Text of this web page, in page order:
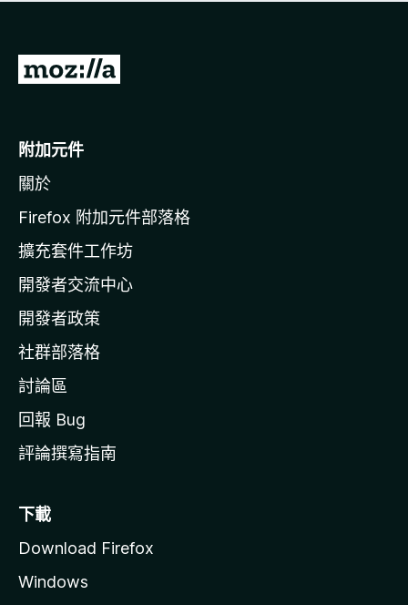
有
前
o
i
l
a
官
網
附加元件
關於
Firefox 附加元件部落格
擴充套件工作坊
開發者交流中心
開發者政策
社群部落格
討論區
回報 Bug
評論撰寫指南
下載
Download Firefox
Windows